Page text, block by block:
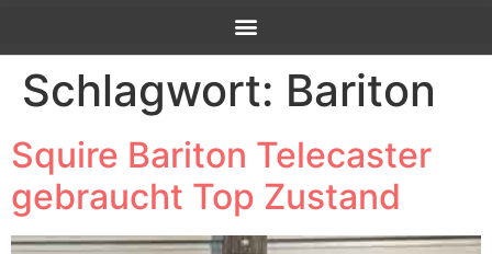
Schlagwort: Bariton
Squire Bariton Telecaster
gebraucht Top Zustand